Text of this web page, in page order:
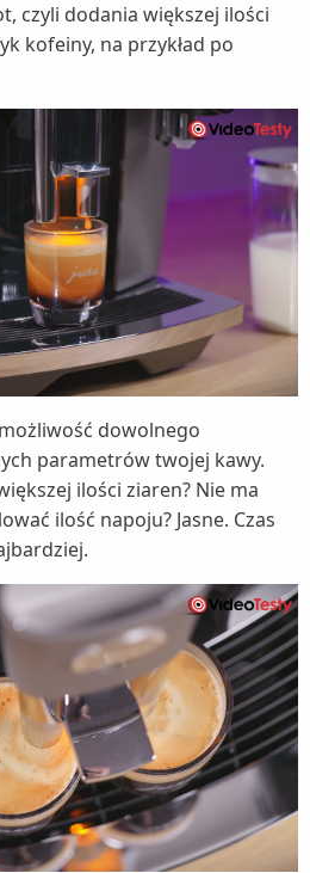
czyli dodania większej ilości
kofeiny, na przykład po
dowolnego
parametrów twojej kawy.
ilości ziaren? Nie ma
ilość napoju? Jasne. Czas